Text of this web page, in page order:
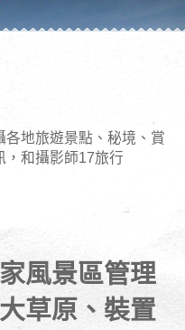
各地旅遊景點、秘境、賞
，和攝影師17旅行
風景區管理
草原、裝置